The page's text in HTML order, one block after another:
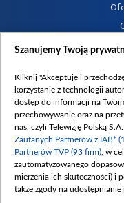
Szanujemy Twoją
Kliknij "Akceptuję i
korzystanie z technologii
dostęp do informacji na
przechowywanie oraz na
nas, czyli Telewizję Polską
Zaufanych Partnerów z IAB*
Partnerów TVP (93 firm) , w
zautomatyzowanego
mierzenia ich skuteczności) i
także zgody na